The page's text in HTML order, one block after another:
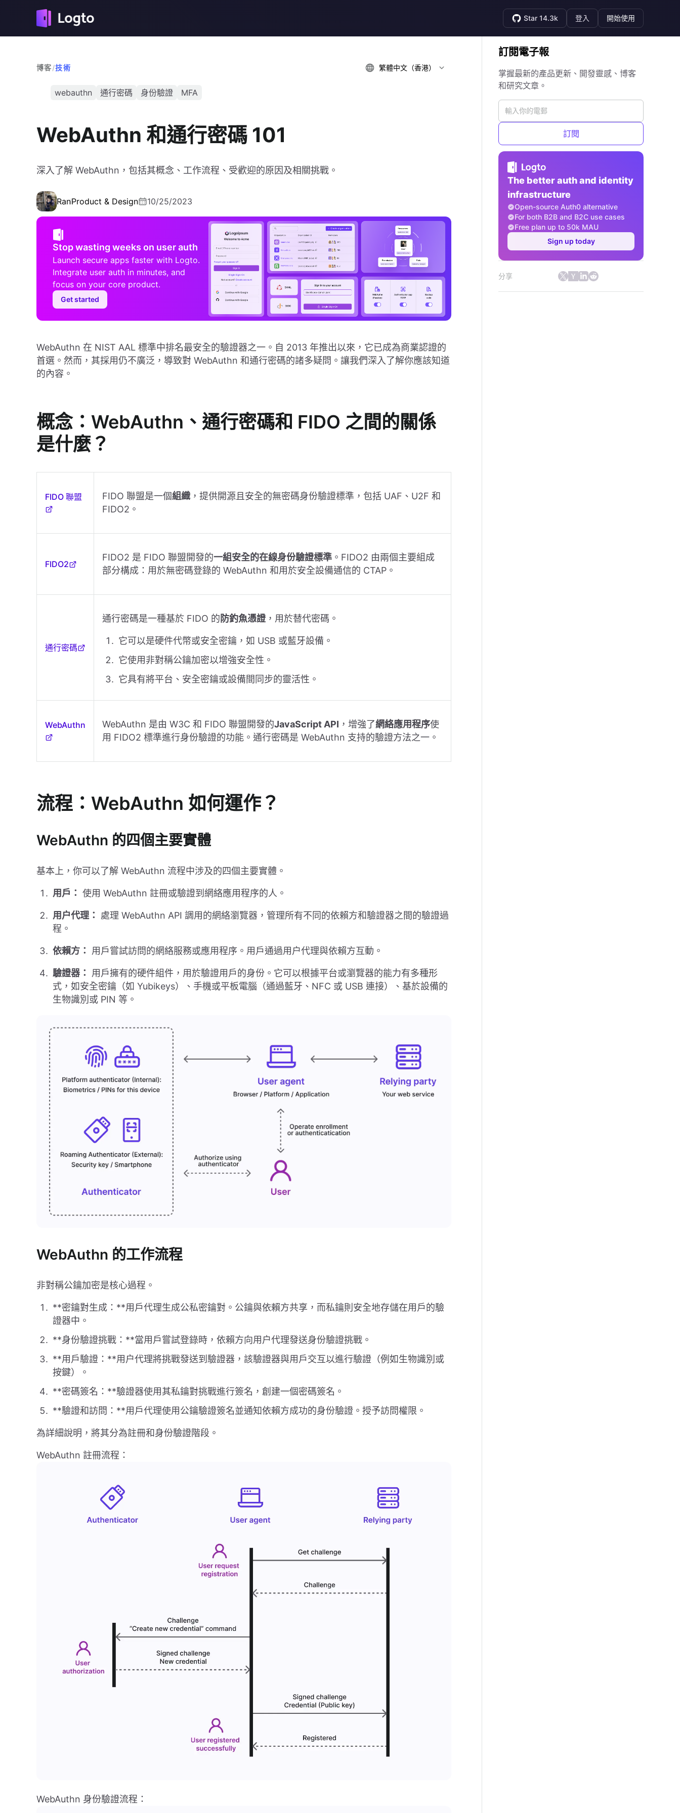
Star 14.3k 登入 開始使用
博客/技術 繁體中文（香港）
webauthn 通行密碼 身份驗證 MFA
WebAuthn 和通行密碼 101
深入了解 WebAuthn，包括其概念、工作流程、受歡迎的原因及相關挑戰。
RanProduct & Design 10/25/2023
Stop wasting weeks on user auth
Launch secure apps faster with Logto.
Integrate user auth in minutes, and
focus on your core product.
Get started
WebAuthn 在 NIST AAL 標準中排名最安全的驗證器之一。自 2013 年推出以來，它已成為商業認證的
首選。然而，其採用仍不廣泛，導致對 WebAuthn 和通行密碼的諸多疑問。讓我們深入了解你應該知道
的內容。
概念：WebAuthn、通行密碼和 FIDO 之間的關係
是什麼？
FIDO 聯盟 FIDO 聯盟是一個組織 ，提供開源且安全的無密碼身份驗證標準，包括 UAF、U2F 和
FIDO2。
FIDO2
FIDO2 是 FIDO 聯盟開發的一組安全的在線身份驗證標準 。FIDO2 由兩個主要組成
部分構成：用於無密碼登錄的 WebAuthn 和用於安全設備通信的 CTAP。
通行密碼
通行密碼是一種基於 FIDO 的防釣魚憑證，用於替代密碼。
它可以是硬件代幣或安全密鑰，如 USB 或藍牙設備。
它使用非對稱公鑰加密以增強安全性。
它具有將平台、安全密鑰或設備間同步的靈活性。
WebAuthn WebAuthn 是由 W3C 和 FIDO 聯盟開發的JavaScript API ，增強了網絡應用程序使
用 FIDO2 標準進行身份驗證的功能。通行密碼是 WebAuthn 支持的驗證方法之一。
流程：WebAuthn 如何運作？
WebAuthn 的四個主要實體
基本上，你可以了解 WebAuthn 流程中涉及的四個主要實體。
用戶： 使用 WebAuthn 註冊或驗證到網絡應用程序的人。
用户代理：
處理 WebAuthn API 調用的網絡瀏覽器，管理所有不同的依賴方和驗證器之間的驗證過
程。
依賴方： 用戶嘗試訪問的網絡服務或應用程序。用戶通過用户代理與依賴方互動。
驗證器：
用戶擁有的硬件組件，用於驗證用戶的身份。它可以根據平台或瀏覽器的能力有多種形
式，如安全密鑰（如 Yubikeys）、手機或平板電腦（通過藍牙、NFC 或 USB 連接）、基於設備的
生物識別或 PIN 等。
WebAuthn 的工作流程
非對稱公鑰加密是核心過程。
**密鑰對生成：**用戶代理生成公私密鑰對。公鑰與依賴方共享，而私鑰則安全地存儲在用戶的驗
證器中。
**身份驗證挑戰：**當用戶嘗試登錄時，依賴方向用户代理發送身份驗證挑戰。
**用戶驗證：**用户代理將挑戰發送到驗證器，該驗證器與用戶交互以進行驗證（例如生物識別或
按鍵）。
**密碼簽名：**驗證器使用其私鑰對挑戰進行簽名，創建一個密碼簽名。
**驗證和訪問：**用戶代理使用公鑰驗證簽名並通知依賴方成功的身份驗證。授予訪問權限。
為詳細說明，將其分為註冊和身份驗證階段。
WebAuthn 註冊流程：
WebAuthn 身份驗證流程：
訂閱電子報
掌握最新的產品更新、開發靈感、博客
和研究文章。
訂閱
The better auth and identity
infrastructure
Open-source Auth0 alternative
For both B2B and B2C use cases
Free plan up to 50k MAU
Sign up today
分享